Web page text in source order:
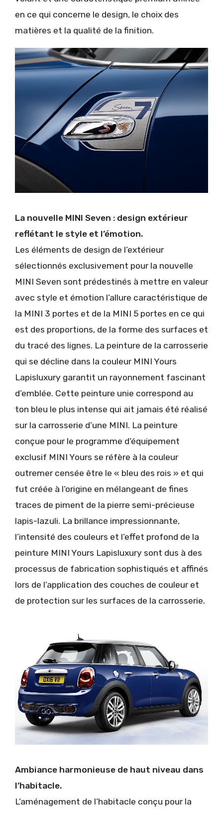
en ce qui concerne le design, le choix des
matières et la qualité de la finition.
La nouvelle MINI Seven : design extérieur
reflétant le style et l’émotion.
Les éléments de design de l’extérieur
sélectionnés exclusivement pour la nouvelle
MINI Seven sont prédestinés à mettre en valeur
avec style et émotion l’allure caractéristique de
la MINI 3 portes et de la MINI 5 portes en ce qui
est des proportions, de la forme des surfaces et
du tracé des lignes. La peinture de la carrosserie
qui se décline dans la couleur MINI Yours
Lapisluxury garantit un rayonnement fascinant
d’emblée. Cette peinture unie correspond au
ton bleu le plus intense qui ait jamais été réalisé
sur la carrosserie d’une MINI. La peinture
conçue pour le programme d’équipement
exclusif MINI Yours se réfère à la couleur
outremer censée être le « bleu des rois » et qui
fut créée à l’origine en mélangeant de fines
traces de piment de la pierre semi-précieuse
lapis-lazuli. La brillance impressionnante,
l’intensité des couleurs et l’effet profond de la
peinture MINI Yours Lapisluxury sont dus à des
processus de fabrication sophistiqués et affinés
lors de l’application des couches de couleur et
de protection sur les surfaces de la carrosserie.
Ambiance harmonieuse de haut niveau dans
l’habitacle.
L’aménagement de l’habitacle conçu pour la